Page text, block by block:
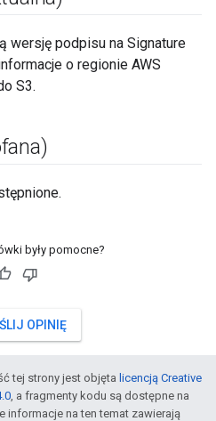
wersję podpisu na Signature
o regionie AWS
S3.
były pomocne?
OPINIĘ
tej strony jest objęta licencją Creative
, a fragmenty kodu są dostępne na
informacje na ten temat zawierają